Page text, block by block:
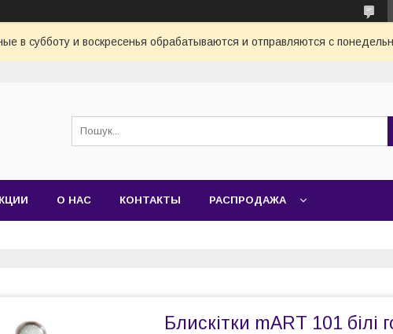
в субботу и воскресенья обрабатываются и отправляются с
О НАС КОНТАКТЫ РАСПРОДАЖА
Блискітки mART 101 білі